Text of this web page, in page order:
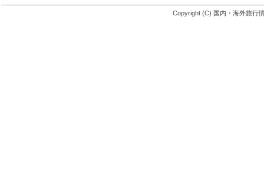
Copyright (C) 国内・海外旅行